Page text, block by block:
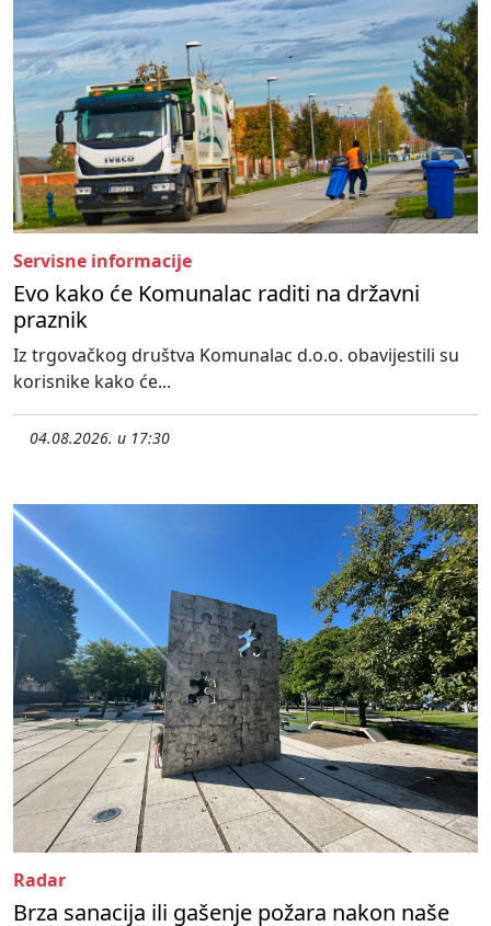
Servisne informacije
Evo kako će Komunalac raditi na državni
praznik
Iz trgovačkog društva Komunalac d.o.o. obavijestili su
korisnike kako će...
04.08.2026. u 17:30
Radar
Brza sanacija ili gašenje požara nakon naše